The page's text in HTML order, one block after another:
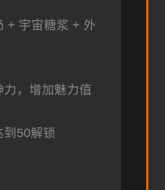
+ 宇宙糖浆 + 外
，增加魅力值
到50解锁